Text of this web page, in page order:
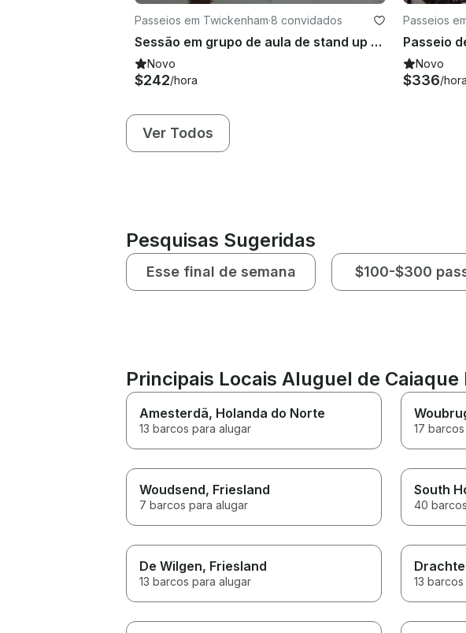
Passeios em Twickenham·8 convidados
Sessão em grupo de aula de stand up paddleboard de 2 horas em Richmond
Novo
$242/hora
Passeios
Novo
$336/hora
Ver Todos
Pesquisas Sugeridas
Esse final de semana $100-$300
Principais Locais Aluguel de
Amesterdã, Holanda do Norte
13 barcos para alugar 17
Woudsend, Friesland
7 barcos para alugar
South
40
De Wilgen, Friesland
13 barcos para alugar 13